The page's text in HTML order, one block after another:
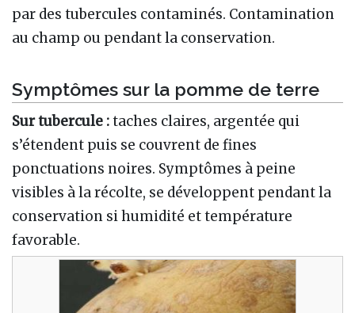
par des tubercules contaminés. Contamination
au champ ou pendant la conservation.
Symptômes sur la pomme de terre
Sur tubercule :taches claires, argentée qui
s’étendent puis se couvrent de fines
ponctuations noires. Symptômes à peine
visibles à la récolte, se développent pendant la
conservation si humidité et température
favorable.